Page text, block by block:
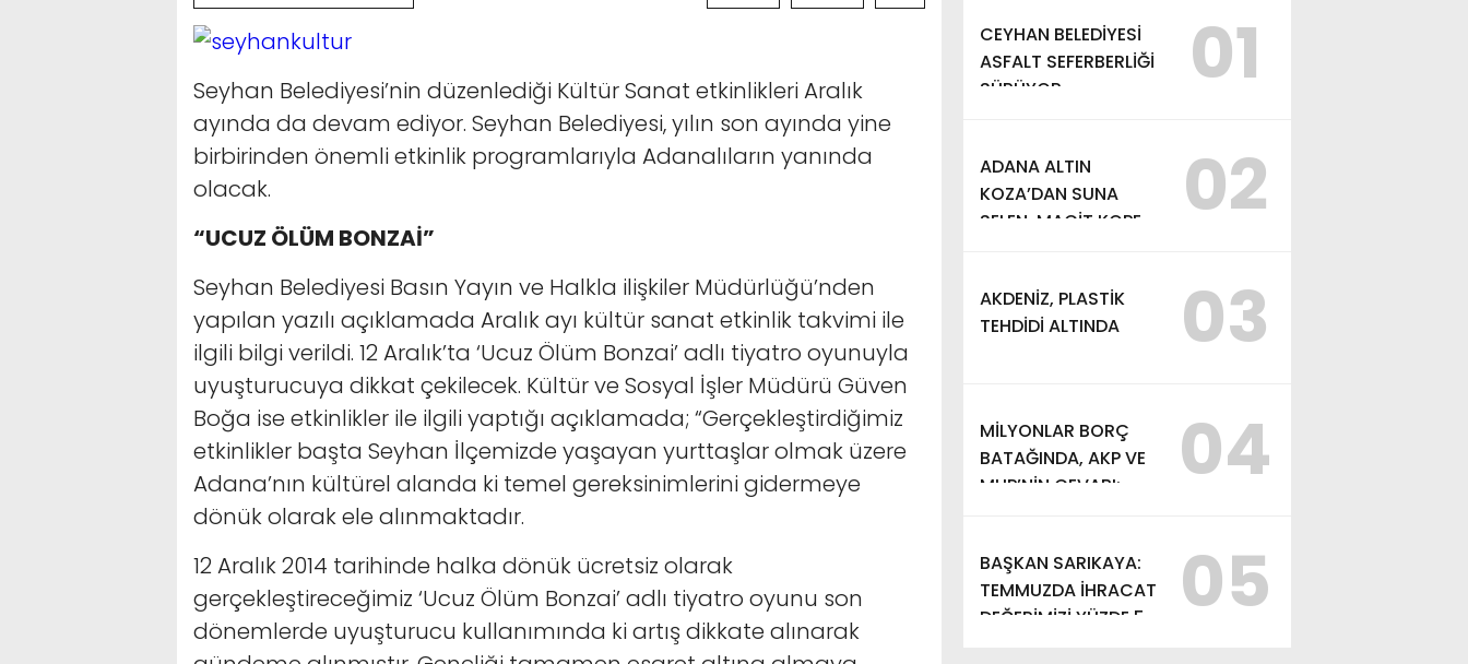
CEYHAN BELEDİYESİ
ASFALT SEFERBERLİĞİ
SÜRÜYOR
01
ADANA ALTIN
KOZA’DAN SUNA
SELEN, MACİT KOPER
02
AKDENİZ, PLASTİK
TEHDİDİ ALTINDA
03
MİLYONLAR BORÇ
BATAĞINDA, AKP VE
MHP’NİN CEVABI:
04
BAŞKAN SARIKAYA:
TEMMUZDA İHRACAT
DEĞERİMİZİ YÜZDE 54
05
Seyhan Belediyesi’nin düzenlediği Kültür Sanat etkinlikleri Aralık
ayında da devam ediyor. Seyhan Belediyesi, yılın son ayında yine
birbirinden önemli etkinlik programlarıyla Adanalıların yanında
olacak.
“UCUZ ÖLÜM BONZAİ”
Seyhan Belediyesi Basın Yayın ve Halkla ilişkiler Müdürlüğü’nden
yapılan yazılı açıklamada Aralık ayı kültür sanat etkinlik takvimi ile
ilgili bilgi verildi. 12 Aralık’ta ‘Ucuz Ölüm Bonzai’ adlı tiyatro oyunuyla
uyuşturucuya dikkat çekilecek. Kültür ve Sosyal İşler Müdürü Güven
Boğa ise etkinlikler ile ilgili yaptığı açıklamada; “Gerçekleştirdiğimiz
etkinlikler başta Seyhan İlçemizde yaşayan yurttaşlar olmak üzere
Adana’nın kültürel alanda ki temel gereksinimlerini gidermeye
dönük olarak ele alınmaktadır.
12 Aralık 2014 tarihinde halka dönük ücretsiz olarak
gerçekleştireceğimiz ‘Ucuz Ölüm Bonzai’ adlı tiyatro oyunu son
dönemlerde uyuşturucu kullanımında ki artış dikkate alınarak